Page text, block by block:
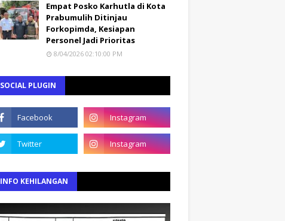
Empat Posko Karhutla di Kota
Prabumulih Ditinjau
Forkopimda, Kesiapan
Personel Jadi Prioritas
8/04/2026 02:10:00 PM
SOCIAL PLUGIN
INFO KEHILANGAN